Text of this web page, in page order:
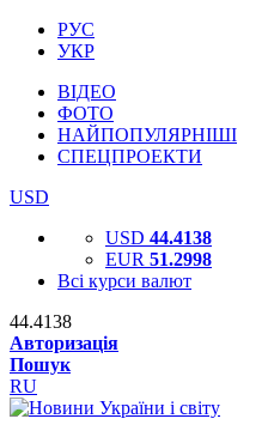
РУС
УКР
ВІДЕО
ФОТО
НАЙПОПУЛЯРНІШІ
СПЕЦПРОЕКТИ
USD
USD 44.4138
EUR 51.2998
Всі курси валют
44.4138
Авторизація
Пошук
RU